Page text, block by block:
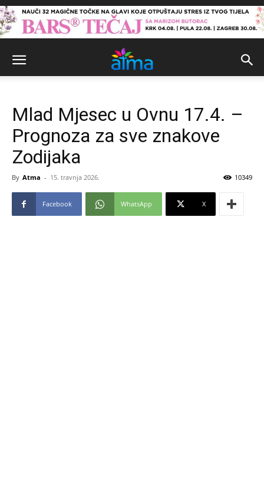
Mlad Mjesec u Ovnu 17.4. –
Prognoza za sve znakove
Zodijaka
By Atma - 15. travnja 2026. 10349
Facebook WhatsApp X